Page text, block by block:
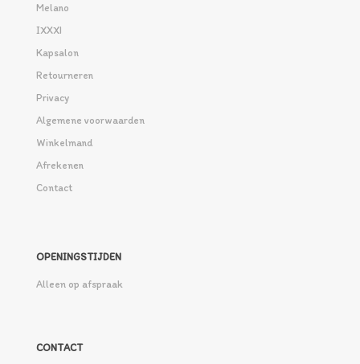
Melano
IXXXI
Kapsalon
Retourneren
Privacy
Algemene voorwaarden
Winkelmand
Afrekenen
Contact
OPENINGSTIJDEN
Alleen op afspraak
CONTACT